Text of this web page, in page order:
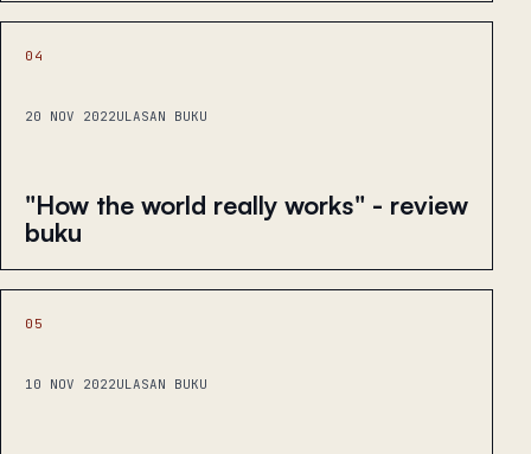
04
20 NOV 2022ULASAN BUKU
"How the world really works" - review
buku
05
10 NOV 2022ULASAN BUKU